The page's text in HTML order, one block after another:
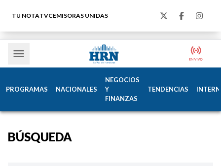
TU NOTATVCEMISORAS UNIDAS
PROGRAMAS NACIONALES
NEGOCIOS
Y
FINANZAS
TENDENCIAS
BÚSQUEDA